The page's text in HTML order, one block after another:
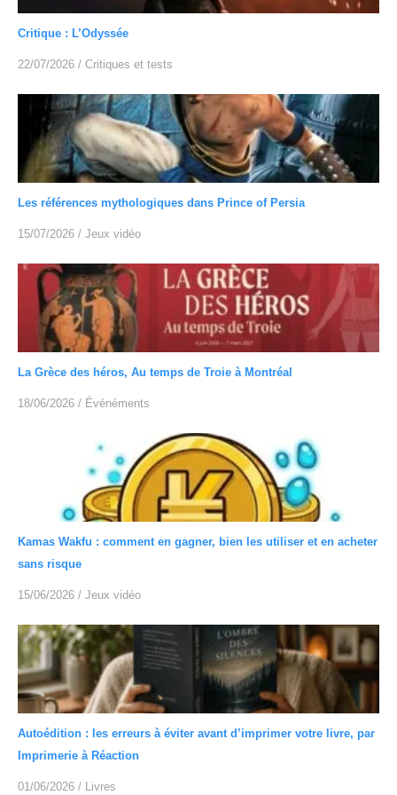
Critique : L’Odyssée
22/07/2026 / Critiques et tests
Les références mythologiques dans Prince of Persia
15/07/2026 / Jeux vidéo
La Grèce des héros, Au temps de Troie à Montréal
18/06/2026 / Événéments
Kamas Wakfu : comment en gagner, bien les utiliser et en acheter
sans risque
15/06/2026 / Jeux vidéo
Autoédition : les erreurs à éviter avant d’imprimer votre livre, par
Imprimerie à Réaction
01/06/2026 / Livres